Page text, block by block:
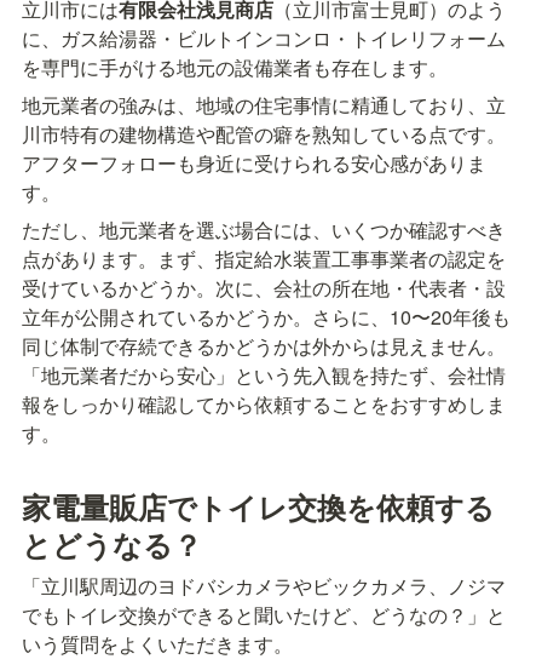
立川市には有限会社浅見商店 （立川市富士見町）のよう
に、ガス給湯器・ビルトインコンロ・トイレリフォーム
を専門に手がける地元の設備業者も存在します。
地元業者の強みは、地域の住宅事情に精通しており、立
川市特有の建物構造や配管の癖を熟知している点です。
アフターフォローも身近に受けられる安心感がありま
す。
ただし、地元業者を選ぶ場合には、いくつか確認すべき
点があります。まず、指定給水装置工事事業者の認定を
受けているかどうか。次に、会社の所在地・代表者・設
立年が公開されているかどうか。さらに、10〜20年後も
同じ体制で存続できるかどうかは外からは見えません。
「地元業者だから安心」という先入観を持たず、会社情
報をしっかり確認してから依頼することをおすすめしま
す。
家電量販店でトイレ交換を依頼する
とどうなる？
「立川駅周辺のヨドバシカメラやビックカメラ、ノジマ
でもトイレ交換ができると聞いたけど、どうなの？」と
いう質問をよくいただきます。